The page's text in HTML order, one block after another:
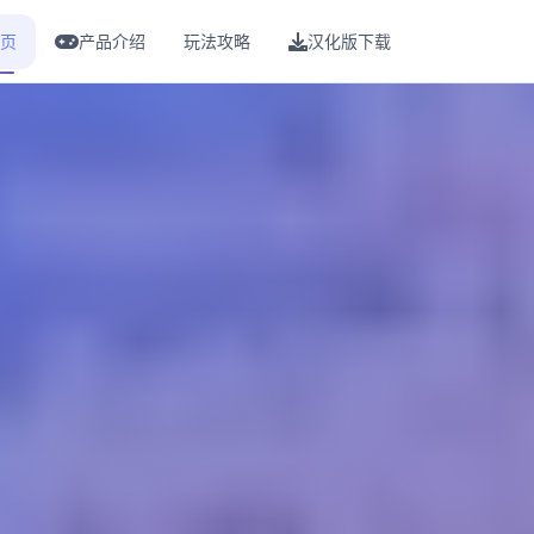
产品介绍 玩法攻略 汉化版下载